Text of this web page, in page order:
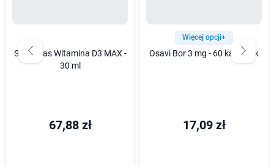
Skoczylas Witamina D3 MAX -
30 ml
67,88 zł
Więcej opcji+
Osavi Bor 3 mg - 60 kapsułek
17,09 zł